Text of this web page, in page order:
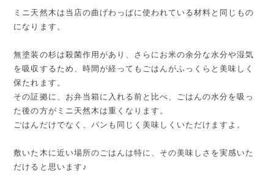
ミニ天然木は当店の曲げわっぱに使われている材料と同じもの
になります。
無塗装の杉は殺菌作用があり、さらにお米の余分な水分や湿気
を吸収するため、時間が経ってもごはんがふっくらと美味しく
保たれます。
その証拠に、お弁当箱に入れる前と比べ、ごはんの水分を吸っ
た後の方がミニ天然木は重くなります。
ごはんだけでなく、パンも同じく美味しくいただけますよ。
敷いた木に近い場所のごはんは特に、その美味しさを実感いた
だけると思います♪